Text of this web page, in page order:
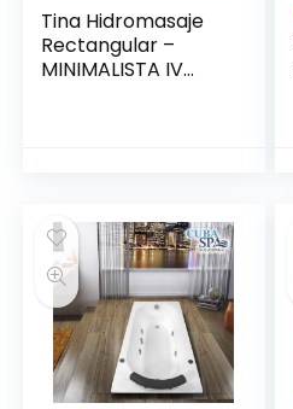
Tina Hidromasaje
Rectangular –
MINIMALISTA IV